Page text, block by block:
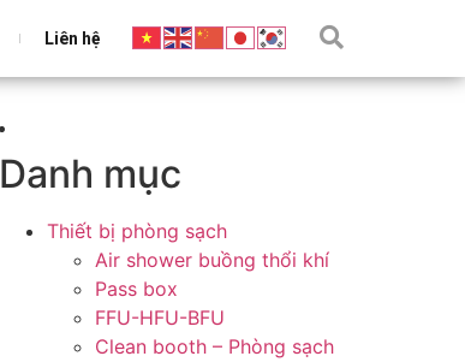
Liên hệ
Danh mục
Thiết bị phòng sạch
Air shower buồng thổi khí
Pass box
FFU-HFU-BFU
Clean booth – Phòng sạch